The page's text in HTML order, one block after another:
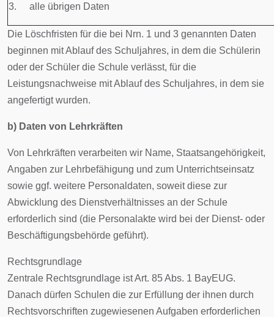
3. alle übrigen Daten
Die Löschfristen für die bei Nrn. 1 und 3 genannten Daten
beginnen mit Ablauf des Schuljahres, in dem die Schülerin
oder der Schüler die Schule verlässt, für die
Leistungsnachweise mit Ablauf des Schuljahres, in dem sie
angefertigt wurden.
b) Daten von Lehrkräften
Von Lehrkräften verarbeiten wir Name, Staatsangehörigkeit,
Angaben zur Lehrbefähigung und zum Unterrichtseinsatz
sowie ggf. weitere Personaldaten, soweit diese zur
Abwicklung des Dienstverhältnisses an der Schule
erforderlich sind (die Personalakte wird bei der Dienst- oder
Beschäftigungsbehörde geführt).
Rechtsgrundlage
Zentrale Rechtsgrundlage ist Art. 85 Abs. 1 BayEUG.
Danach dürfen Schulen die zur Erfüllung der ihnen durch
Rechtsvorschriften zugewiesenen Aufgaben erforderlichen